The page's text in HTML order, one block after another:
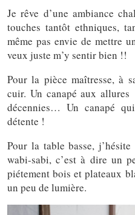
Je rêve d’une ambiance
touches tantôt ethniques,
même pas envie de mettre
veux juste m’y sentir bien !!
Pour la pièce maîtresse, à
cuir. Un canapé aux
décennies… Un canapé
détente !
Pour la table basse,
wabi-sabi, c’est à dire un
piétement bois et plateaux
un peu de lumière.